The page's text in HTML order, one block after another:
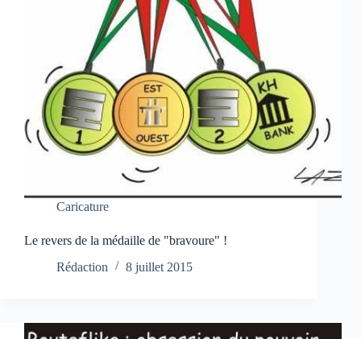
Caricature
Le revers de la médaille de "bravoure" !
Rédaction
8 juillet 2015